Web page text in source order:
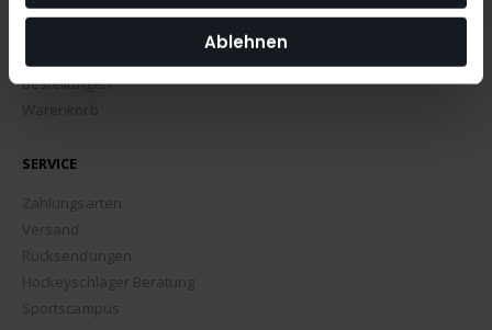
Ablehnen
MEIN ACCOUNT
Bestellungen
Warenkorb
SERVICE
Zahlungsarten
Versand
Rücksendungen
Hockeyschläger Beratung
Sportscampus